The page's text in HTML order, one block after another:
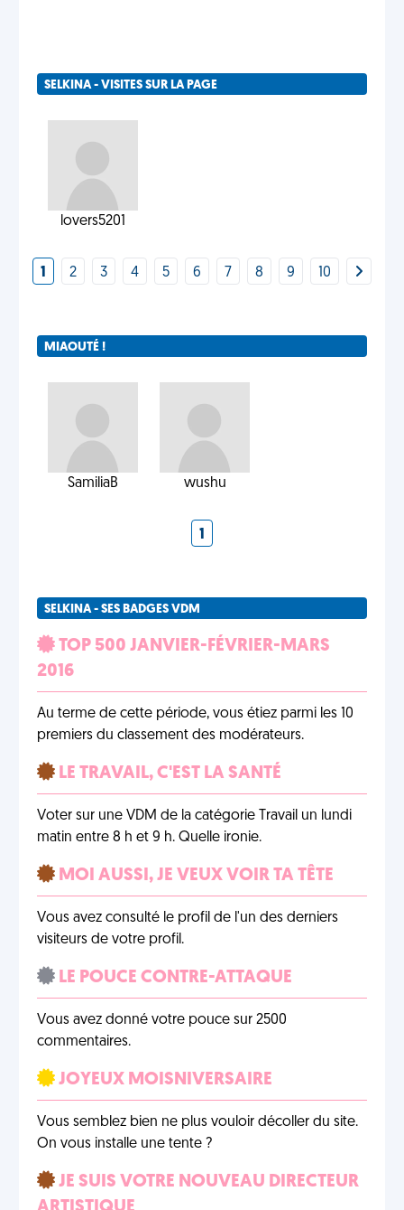
SELKINA - VISITES SUR LA PAGE
lovers5201
1 2 3 4 5 6 7 8 9 10
MIAOUTÉ !
SamiliaB wushu
1
SELKINA - SES BADGES VDM
TOP 500 JANVIER-FÉVRIER-MARS
2016
Au terme de cette période, vous étiez parmi les 10
premiers du classement des modérateurs.
LE TRAVAIL, C'EST LA SANTÉ
Voter sur une VDM de la catégorie Travail un lundi
matin entre 8 h et 9 h. Quelle ironie.
MOI AUSSI, JE VEUX VOIR TA TÊTE
Vous avez consulté le profil de l'un des derniers
visiteurs de votre profil.
LE POUCE CONTRE-ATTAQUE
Vous avez donné votre pouce sur 2500
commentaires.
JOYEUX MOISNIVERSAIRE
Vous semblez bien ne plus vouloir décoller du site.
On vous installe une tente ?
JE SUIS VOTRE NOUVEAU DIRECTEUR